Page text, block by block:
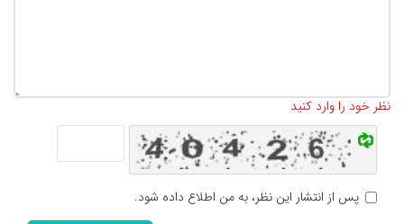
نظر خود را وارد کنید
پس از انتشار این نظر، به من اطلاع داده شود.